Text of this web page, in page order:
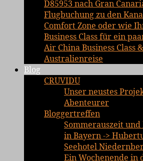
D85953 nach Gran
Flugbuchung zu den
Comfort Zone oder wie
Business Class für ein
Air China Business Class
Australienreise
Blog
CRUVIDU
Unser neustes
Abenteurer
Bloggertreffen
Sommerauszeit
in Bayern ->
Seehotel
Ein Wochenende in